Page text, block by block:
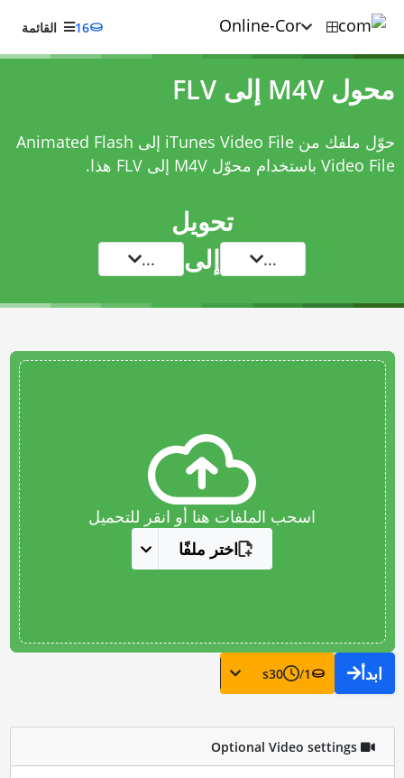
16 القائمة
محول M4V إلى FLV
حوّل ملفك من iTunes Video File إلى Animated Flash
Video File باستخدام
محوّل M4V إلى FLV هذا.
تحويل
... إلى ...
اسحب الملفات هنا أو انقر للتحميل
اختر ملفًا
ابدأ 1
/
30
s
Optional Video settings